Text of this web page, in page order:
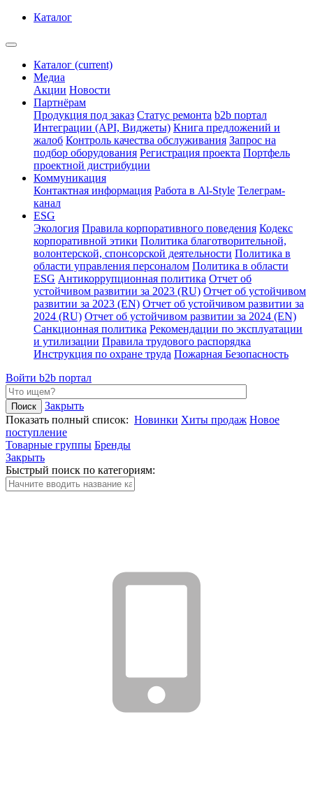
Каталог
Каталог (current)
Медиа
Акции Новости
Партнёрам
Продукция под заказ Статус ремонта b2b портал
Интеграции (API, Виджеты) Книга предложений и
жалоб Контроль качества обслуживания Запрос на
подбор оборудования Регистрация проекта Портфель
проектной дистрибуции
Коммуникация
Контактная информация Работа в Al-Style Телеграм-
канал
ESG
Экология Правила корпоративного поведения Кодекс
корпоративной этики Политика благотворительной,
волонтерской, спонсорской деятельности Политика в
области управления персоналом Политика в области
ESG Антикоррупционная политика Отчет об
устойчивом развитии за 2023 (RU) Отчет об устойчивом
развитии за 2023 (EN) Отчет об устойчивом развитии за
2024 (RU) Отчет об устойчивом развитии за 2024 (EN)
Санкционная политика Рекомендации по эксплуатации
и утилизации Правила трудового распорядка
Инструкция по охране труда Пожарная Безопасность
Войти b2b портал
Закрыть
Показать полный список: Новинки Хиты продаж Новое
поступление
Товарные группы Бренды
Закрыть
Быстрый поиск по категориям: